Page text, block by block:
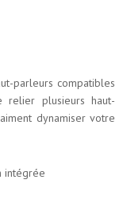
parleurs compatibles
relier plusieurs haut-
dynamiser votre
intégrée